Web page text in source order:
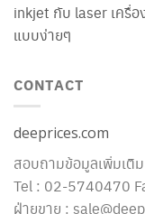
inkjet กับ laser เครื่อ
แบบง่ายๆ
CONTACT
deeprices.com
สอบถามข้อมูลเพิ่มเติม
Tel : 02-5740470
ฝ่ายขาย :